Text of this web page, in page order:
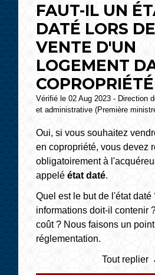
FAUT-IL UN
DATÉ LORS
VENTE D'UN
LOGEMENT
Vérifié le 02 Aug 2023 - Direction
et administrative (Première
Oui, si vous souhaitez
en copropriété, vous devez
obligatoirement à
appeléétat daté.
Quel est le but de l'état daté
informations doit-il contenir
coût ? Nous faisons un
réglementation.
Tout replier